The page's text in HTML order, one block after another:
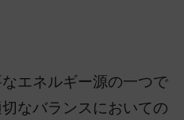
エネルギー源の一つで
なバランスにおいての